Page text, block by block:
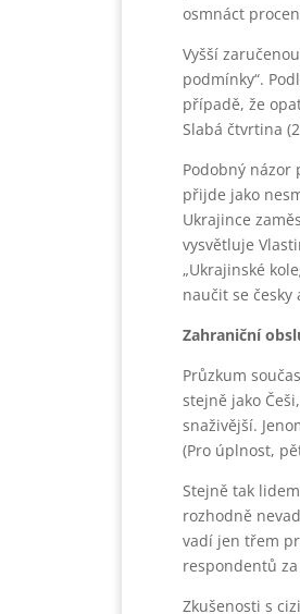
osmnáct
Vyšší
podmínky“.
případě, že
Slabá čtvrtina
Podobný názor
přijde jako
Ukrajince
vysvětluje
„Ukrajinské
naučit se
Zahraniční
Průzkum
stejně jako
snaživější.
(Pro úplnost,
Stejně tak
rozhodně
vadí jen třem
respondentů
Zkušenosti s